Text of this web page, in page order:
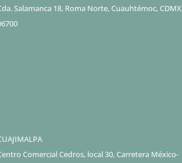
Salamanca 18, Roma Norte, Cuauhtémoc, CDMX
Comercial Cedros, local 30, Carretera México-